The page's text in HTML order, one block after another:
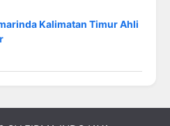
Kalimatan Timur Ahli